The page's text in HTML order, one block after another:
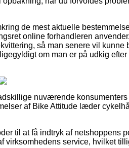
de mest aktuelle
online forhandleren
så man senere vil
om man er på udkig efter
nuværende konsumenters
af Bike Attitude læder
til at få indtryk af netshoppens
virksomhedens service, hvilket